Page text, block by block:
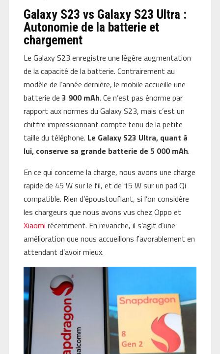
Galaxy S23 vs Galaxy S23 Ultra :
Autonomie de la batterie et
chargement
Le Galaxy S23 enregistre une légère augmentation
de la capacité de la batterie. Contrairement au
modèle de l’année dernière, le mobile accueille une
batterie de 3 900 mAh. Ce n’est pas énorme par
rapport aux normes du Galaxy S23, mais c’est un
chiffre impressionnant compte tenu de la petite
taille du téléphone. Le Galaxy S23 Ultra, quant à
lui, conserve sa grande batterie de 5 000 mAh.
En ce qui concerne la charge, nous avons une charge
rapide de 45 W sur le fil, et de 15 W sur un pad Qi
compatible. Rien d’époustouflant, si l’on considère
les chargeurs que nous avons vus chez Oppo et
Xiaomi récemment. En revanche, il s’agit d’une
amélioration que nous accueillons favorablement en
attendant d’avoir mieux.